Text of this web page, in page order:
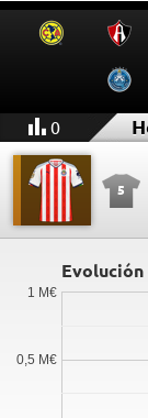
0
5
0,5 M€
1 M€